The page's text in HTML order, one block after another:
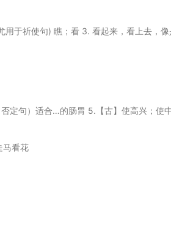
于祈使句) 瞧；看 3. 看起来，看上去，
定句）适合…的肠胃 5.【古】使高兴；使
马看花